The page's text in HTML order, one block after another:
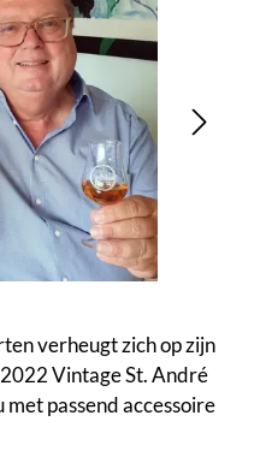
verheugt zich op zijn
Vintage St. André
met passend accessoire